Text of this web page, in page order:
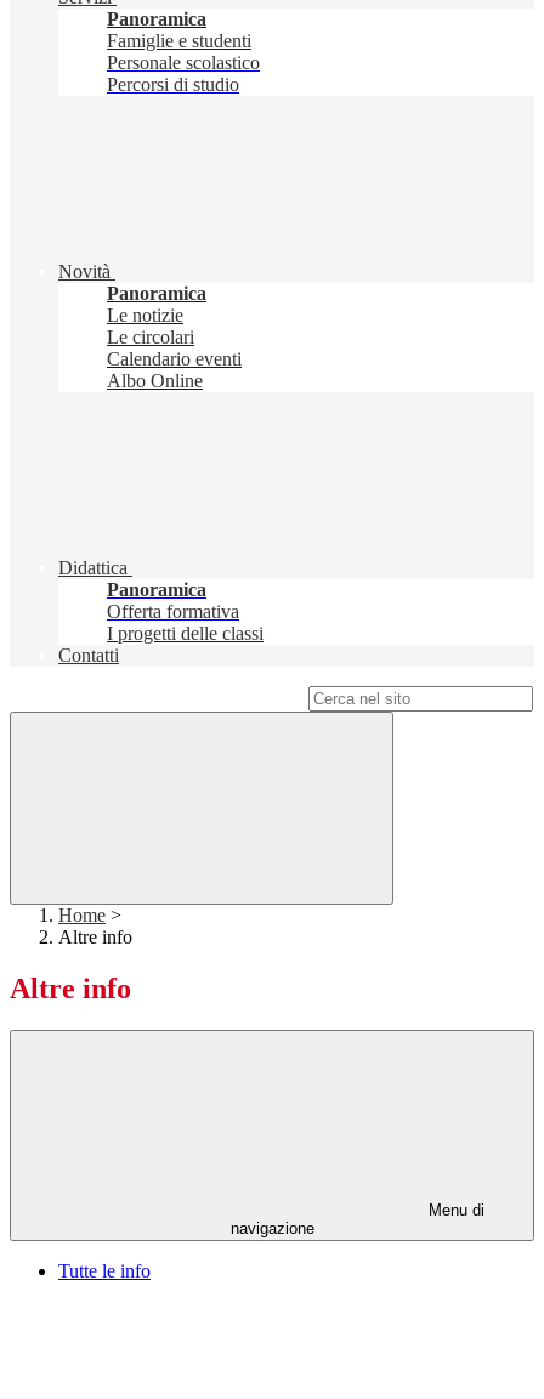
Panoramica
Famiglie e studenti
Personale scolastico
Percorsi di studio
Novità
Panoramica
Le notizie
Le circolari
Calendario eventi
Albo Online
Didattica
Panoramica
Offerta formativa
I progetti delle classi
Contatti
Home >
Altre info
Altre info
Menu di
navigazione
Tutte le info